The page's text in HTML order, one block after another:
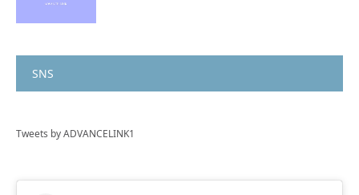
SNS
Tweets by ADVANCELINK1